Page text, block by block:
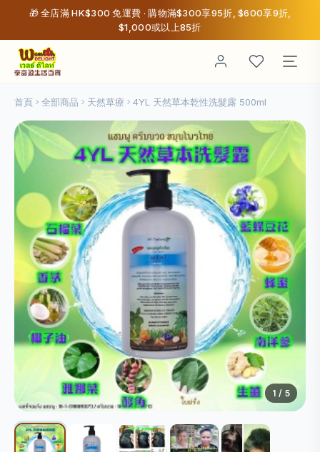
🎁 全店滿 HK$300 免運費 · 購物滿$300享95折, $600享9折,
$1,000或以上85折
首頁 全部商品 天然草療 4YL 天然草本乾性洗髮露 500ml
1 / 5